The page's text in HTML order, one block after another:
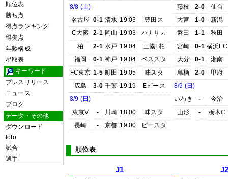
順位表
勝ち点
得点ランキング
得失点
年齢構成
星取表
キーワード
プレスリリース
ニュース
ブログ
データ・その他
ダウンロード
toto
試合
選手
8/8 (土)
名古屋 0-1 清水 19:03
豊田ス
C大阪
2-1 岡山 19:03
ハナサカ
柏
2-1 水戸 19:04
三協F柏
福岡
0-1 神戸 19:04
ベススタ
FC東京 1-5 町田 19:05
味スタ
広島
3-0 千葉 19:19
Eピース
8/9 (日)
東京V
- 川崎 18:00
味スタ
長崎
- 京都 19:00 ピースタ
藤枝
2-0
仙台
大宮
1-0
新潟
磐田
1-1
秋田
宮崎
0-1 横浜FC
大分
0-1
湘南
鳥栖
2-0
甲府
8/9 (日)
いわき
-
今治
山形
- 栃木C
順位表
J1